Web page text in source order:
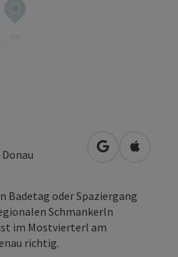
in Google
in
Badetag oder Spaziergang
Schmankerln
im Mostvierterl am
richtig.